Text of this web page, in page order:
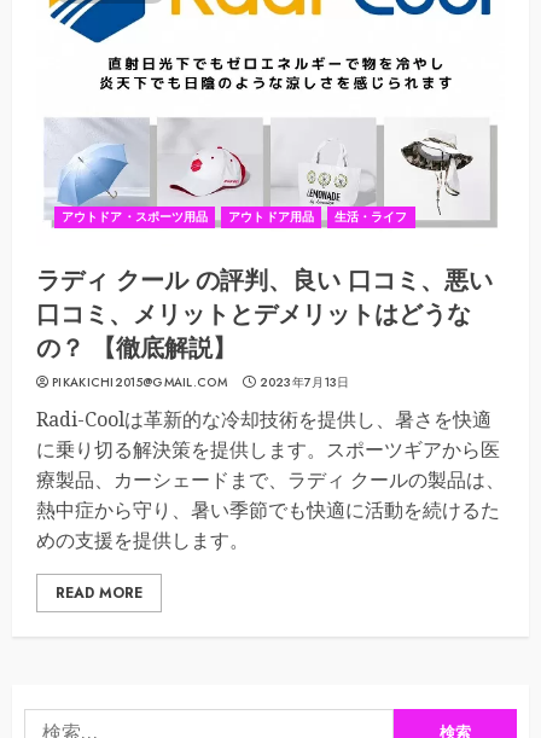
アウトドア・スポーツ用品 アウトドア用品 生活・ライフ
ラディ クール の評判、良い 口コミ、悪い
口コミ、メリットとデメリットはどうな
の？ 【徹底解説】
PIKAKICHI2015@GMAIL.COM 2023年7月13日
Radi-Coolは革新的な冷却技術を提供し、暑さを快適
に乗り切る解決策を提供します。スポーツギアから医
療製品、カーシェードまで、ラディ クールの製品は、
熱中症から守り、暑い季節でも快適に活動を続けるた
めの支援を提供します。
READ MORE